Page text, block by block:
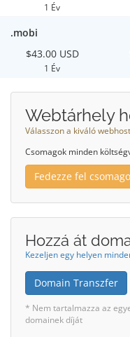
1 Év
.mobi
$43.00 USD
1 Év
Webtárhely
Válasszon a kiváló
Csomagok minden
Fedezze fel
Hozzá át
Kezeljen egy helyen
Domain Transzfer
* Nem tartalmazza az
domainek díját